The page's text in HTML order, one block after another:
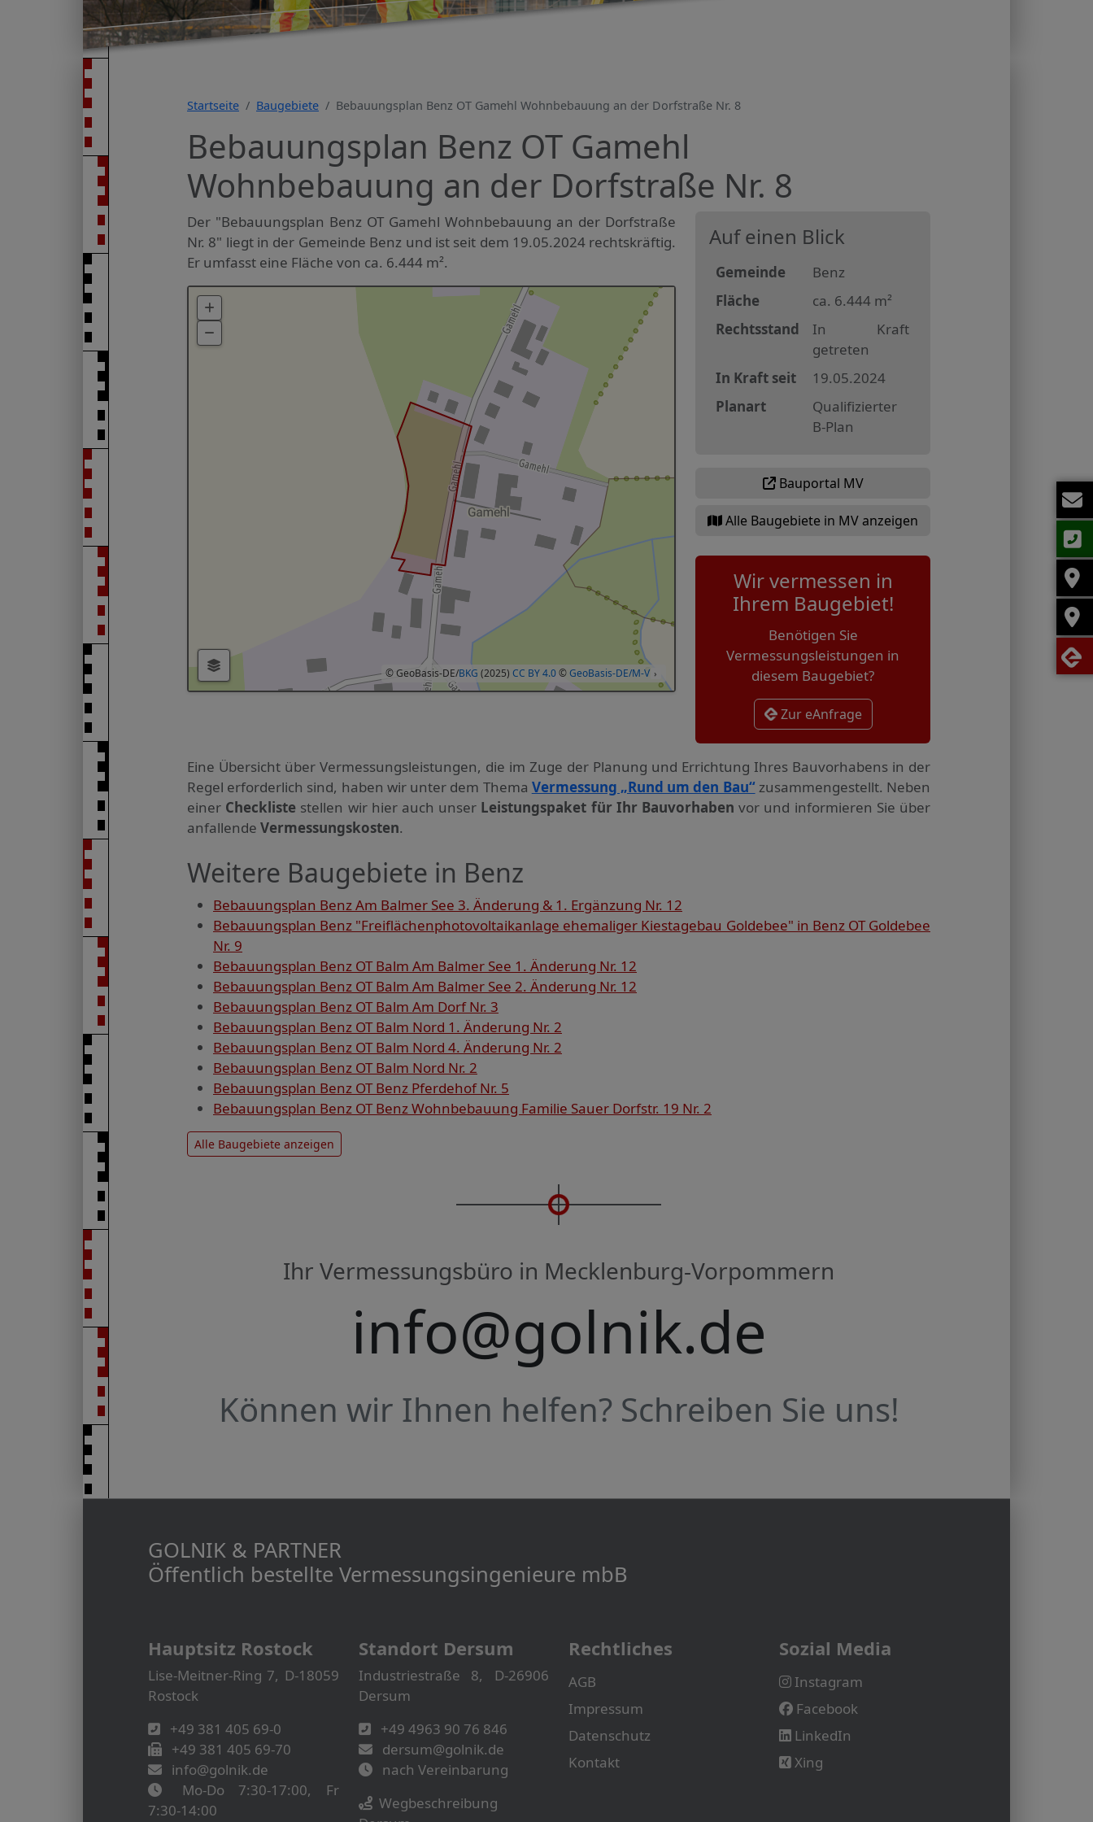
Startseite Baugebiete Bebauungsplan Benz OT Gamehl Wohnbebauung an der Dorfstraße Nr. 8
Bebauungsplan Benz OT Gamehl
Wohnbebauung an der Dorfstraße Nr. 8
Der "Bebauungsplan Benz OT Gamehl Wohnbebauung an der Dorfstraße
Nr. 8" liegt in der Gemeinde Benz und ist seit dem 19.05.2024 rechtskräftig.
Er umfasst eine Fläche von ca. 6.444 m².
›
© GeoBasis-DE/BKG (2025) CC BY 4.0 ©GeoBasis-DE/M-V
Auf einen Blick
Gemeinde
Benz
Fläche
ca. 6.444 m²
Rechtsstand
In Kraft
getreten
In Kraft seit
19.05.2024
Planart
Qualifizierter
B-Plan
Bauportal MV
Alle Baugebiete in MV anzeigen
Wir vermessen in
Ihrem Baugebiet!
Benötigen Sie
Vermessungsleistungen in
diesem Baugebiet?
Zur eAnfrage
Eine Übersicht über Vermessungs­leistungen, die im Zuge der Planung und Errichtung Ihres Bauvorhabens in der
Regel erforderlich sind, haben wir unter dem Thema Vermessung „Rund um den Bau“zusammengestellt. Neben
einer Checkliste stellen wir hier auch unser Leistungspaket für Ihr Bauvorhaben vor und informieren Sie über
anfallende Vermessungskosten.
Weitere Baugebiete in Benz
Bebauungsplan Benz Am Balmer See 3. Änderung & 1. Ergänzung Nr. 12
Bebauungsplan Benz "Freiflächenphotovoltaikanlage ehemaliger Kiestagebau Goldebee" in Benz OT Goldebee
Nr. 9
Bebauungsplan Benz OT Balm Am Balmer See 1. Änderung Nr. 12
Bebauungsplan Benz OT Balm Am Balmer See 2. Änderung Nr. 12
Bebauungsplan Benz OT Balm Am Dorf Nr. 3
Bebauungsplan Benz OT Balm Nord 1. Änderung Nr. 2
Bebauungsplan Benz OT Balm Nord 4. Änderung Nr. 2
Bebauungsplan Benz OT Balm Nord Nr. 2
Bebauungsplan Benz OT Benz Pferdehof Nr. 5
Bebauungsplan Benz OT Benz Wohnbebauung Familie Sauer Dorfstr. 19 Nr. 2
Alle Baugebiete anzeigen
Ihr Vermessungsbüro in Mecklenburg-Vorpommern
info@golnik.de
Können wir Ihnen helfen? Schreiben Sie uns!
GOLNIK & PARTNER
Öffentlich bestellte Vermessungs­­ingenieure mbB
Hauptsitz Rostock
Lise-Meitner-Ring 7, D-18059
Rostock
+49 381 405 69-0
+49 381 405 69-70
info@golnik.de
Mo-Do 7:30-17:00, Fr
7:30-14:00
Standort Dersum
Industriestraße 8, D-26906
Dersum
+49 4963 90 76 846
dersum@golnik.de
nach Vereinbarung
Wegbeschreibung
Rechtliches
AGB
Impressum
Datenschutz
Kontakt
Sozial Media
Instagram
Facebook
LinkedIn
Xing